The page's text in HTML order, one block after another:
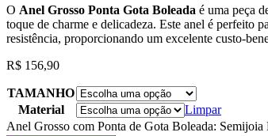
O Anel Grosso Ponta Gota Boleada é uma peça
toque de charme e delicadeza. Este anel é perfeito
resistência, proporcionando um excelente custo-
R$ 156,90
TAMANHO
Material
Limpar
Anel Grosso com Ponta de Gota Boleada: